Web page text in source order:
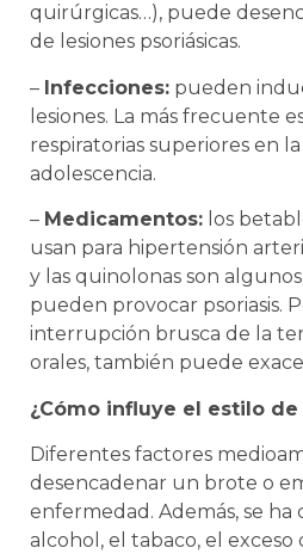
quirúrgicas…), puede
de lesiones psoriásicas.
– Infecciones: pueden
lesiones. La más frecuente
respiratorias superiores en
adolescencia.
– Medicamentos: los
usan para hipertensión
y las quinolonas son
pueden provocar psoriasis.
interrupción brusca de la
orales, también puede
¿Cómo influye el estilo
Diferentes factores
desencadenar un brote o
enfermedad. Además, se ha
alcohol, el tabaco, el exceso